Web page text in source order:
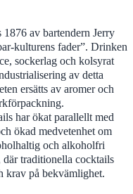
av bartendern Jerry
kulturens fader”. Drinken
sockerlag och kolsyrat
av detta
ersätts av aromer och
har ökat parallellt med
ökad medvetenhet om
och alkoholfri
traditionella cocktails
krav på bekvämlighet.